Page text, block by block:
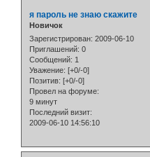
я пароль не знаю скажите
Новичок
Зарегистрирован: 2009-06-10
Приглашений: 0
Сообщений: 1
Уважение: [+0/-0]
Позитив: [+0/-0]
Провел на форуме:
9 минут
Последний визит:
2009-06-10 14:56:10